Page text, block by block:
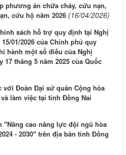
phương án chữa cháy, cứu nạn,
cứu hộ năm 2026 (16/04/2026)
sách hỗ trợ quy định tại Nghị
01/2026 của Chính phủ quy
hành một số điều của Nghị
17 tháng 5 năm 2025 của Quốc
với Đoàn Đại sứ quán Cộng hòa
làm việc tại tỉnh Đồng Nai
"Nâng cao năng lực đội ngũ hòa
- 2030" trên địa bàn tỉnh Đồng